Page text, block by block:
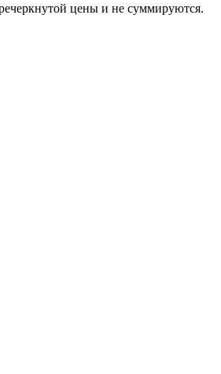
цены и не суммируются.